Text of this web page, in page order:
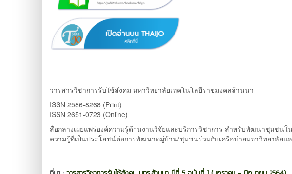
วารสารวิชาการรับใช้สังคม มหาวิทยาลัยเทคโนโลยีราชมงคลล้านนา
ISSN 2586-8268 (Print)
ISSN 2651-0723 (Online)
สื่อกลางเผยแพร่องค์ความรู้ด้านงานวิจัยและบริการวิชาการ สำหรับพัฒนาชุมชน
ความรู้ที่เป็นประโยชน์ต่อการพัฒนาหมู่บ้าน/ชุมชนร่วมกับเครือข่ายมหาวิทยาลัยแ